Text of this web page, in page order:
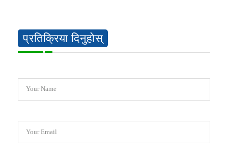
प्रतिक्रिया दिनुहोस्
Your Name
Your Email